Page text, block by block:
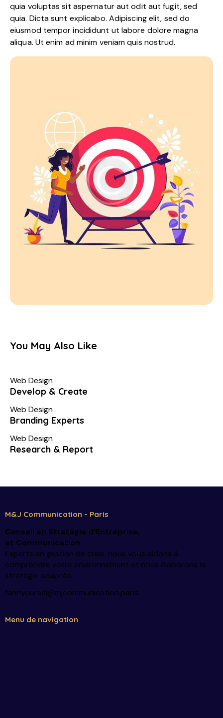
quia voluptas sit aspernatur aut odit aut fugit, sed
quia. Dicta sunt explicabo. Adipiscing elit, sed do
eiusmod tempor incididunt ut labore dolore magna
aliqua. Ut enim ad minim veniam quis nostrud.
You May Also Like
Web Design
Develop & Create
Web Design
Branding Experts
Web Design
Research & Report
M&J Communication - Paris
Conseil en Stratégie d’Entreprise,
et Communication
Experts en gestion de crise, nous vous aidons à
comprendre votre environnement et nous élaborons la
stratégie adaptée
fannyoursel@mjcommunication.paris
Menu de navigation